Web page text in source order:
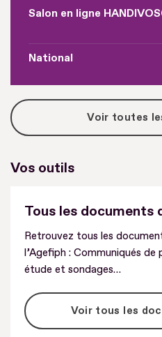
Salon en ligne
National
Voir toutes
Vos outils
Tous les documents
Retrouvez tous les
l’Agefiph : Communiqués de
étude et sondages…
Voir tous les